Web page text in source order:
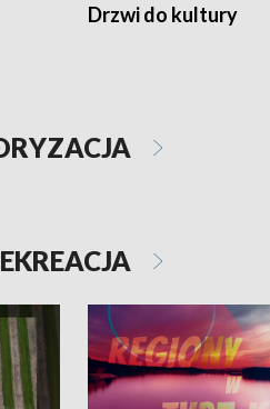
Drzwi do kultury